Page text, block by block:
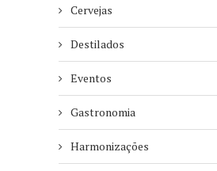
Cervejas
Destilados
Eventos
Gastronomia
Harmonizações